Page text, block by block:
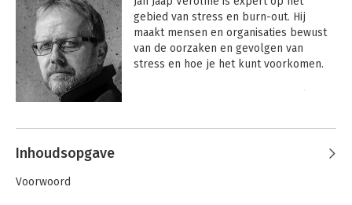
gebied van stress en burn-out. Hij
maakt mensen en organisaties bewust
van de oorzaken en gevolgen van
stress en hoe je het kunt voorkomen.
eerste kritische overzichtswerk van
Andere boeken door Jan Jaap
Verolme
Inhoudsopgave
Voorwoord